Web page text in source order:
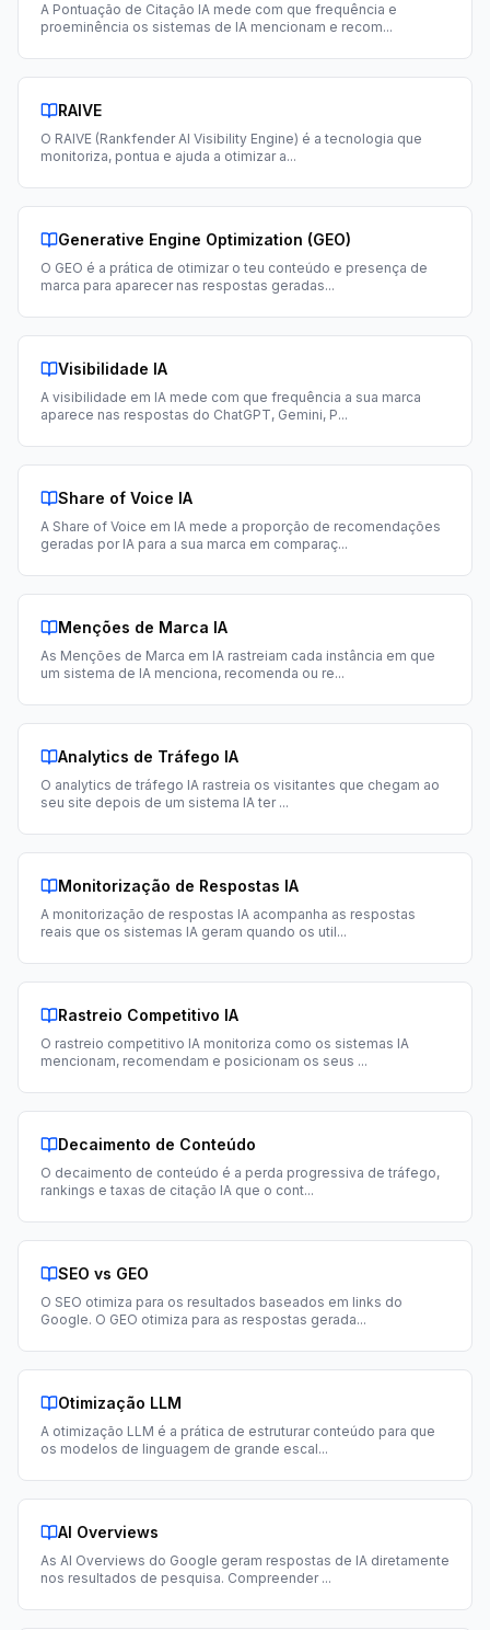
A Pontuação de Citação IA mede com que frequência e
proeminência os sistemas de IA mencionam e recom...
RAIVE
O RAIVE (Rankfender AI Visibility Engine) é a tecnologia que
monitoriza, pontua e ajuda a otimizar a...
Generative Engine Optimization (GEO)
O GEO é a prática de otimizar o teu conteúdo e presença de
marca para aparecer nas respostas geradas...
Visibilidade IA
A visibilidade em IA mede com que frequência a sua marca
aparece nas respostas do ChatGPT, Gemini, P...
Share of Voice IA
A Share of Voice em IA mede a proporção de recomendações
geradas por IA para a sua marca em comparaç...
Menções de Marca IA
As Menções de Marca em IA rastreiam cada instância em que
um sistema de IA menciona, recomenda ou re...
Analytics de Tráfego IA
O analytics de tráfego IA rastreia os visitantes que chegam ao
seu site depois de um sistema IA ter ...
Monitorização de Respostas IA
A monitorização de respostas IA acompanha as respostas
reais que os sistemas IA geram quando os util...
Rastreio Competitivo IA
O rastreio competitivo IA monitoriza como os sistemas IA
mencionam, recomendam e posicionam os seus ...
Decaimento de Conteúdo
O decaimento de conteúdo é a perda progressiva de tráfego,
rankings e taxas de citação IA que o cont...
SEO vs GEO
O SEO otimiza para os resultados baseados em links do
Google. O GEO otimiza para as respostas gerada...
Otimização LLM
A otimização LLM é a prática de estruturar conteúdo para que
os modelos de linguagem de grande escal...
AI Overviews
As AI Overviews do Google geram respostas de IA diretamente
nos resultados de pesquisa. Compreender ...